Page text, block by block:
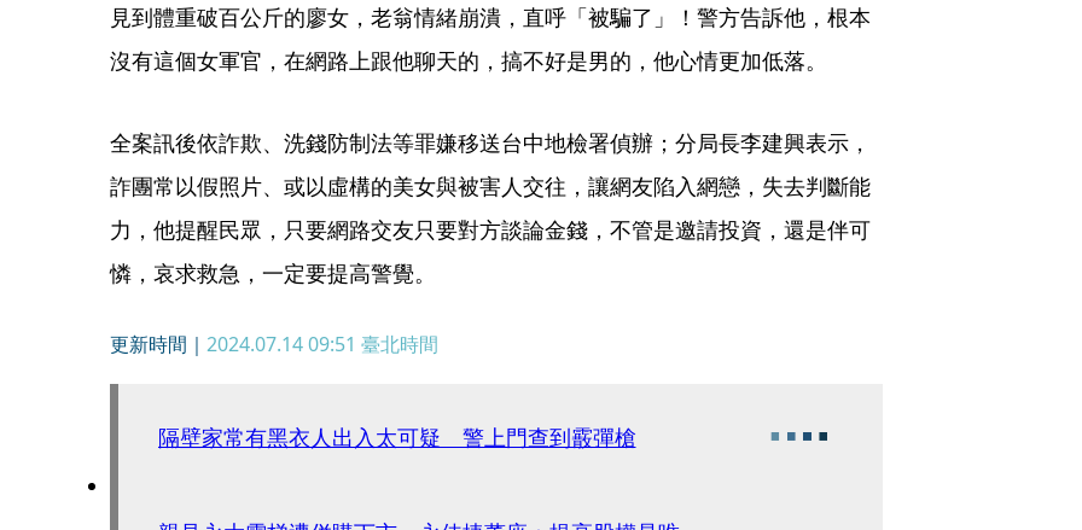
見到體重破百公斤的廖女，老翁情緒崩潰，直呼「被騙了」！警方告訴他，根本
沒有這個女軍官，在網路上跟他聊天的，搞不好是男的，他心情更加低落。
全案訊後依詐欺、洗錢防制法等罪嫌移送台中地檢署偵辦；分局長李建興表示，
詐團常以假照片、或以虛構的美女與被害人交往，讓網友陷入網戀，失去判斷能
力，他提醒民眾，只要網路交友只要對方談論金錢，不管是邀請投資，還是伴可
憐，哀求救急，一定要提高警覺。
更新時間｜ 2024.07.14 09:51 臺北時間
隔壁家常有黑衣人出入太可疑 警上門查到霰彈槍